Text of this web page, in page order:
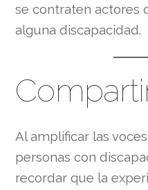
se contraten actores
alguna discapacidad.
Al amplificar las
personas con
recordar que la